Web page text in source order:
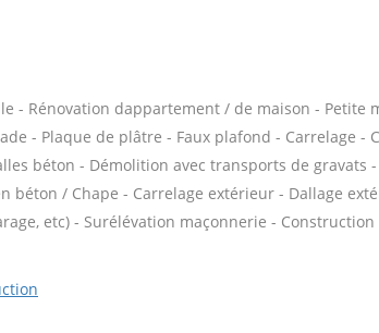
- Rénovation dappartement / de maison - Petite
- Plaque de plâtre - Faux plafond - Carrelage -
béton - Démolition avec transports de gravats -
béton / Chape - Carrelage extérieur - Dallage
etc) - Surélévation maçonnerie -